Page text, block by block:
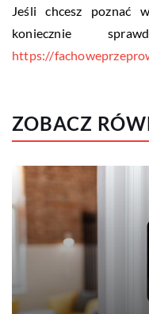
Jeśli chcesz poznać
koniecznie
https://
ZOBACZ